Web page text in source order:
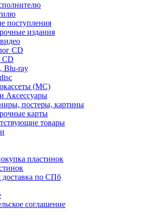
поступления
издания
CD
CD
Blu-ray
(MC)
Аксессуары
постеры, картины
карты
товары
пластинок
доставка по СПб
соглашение